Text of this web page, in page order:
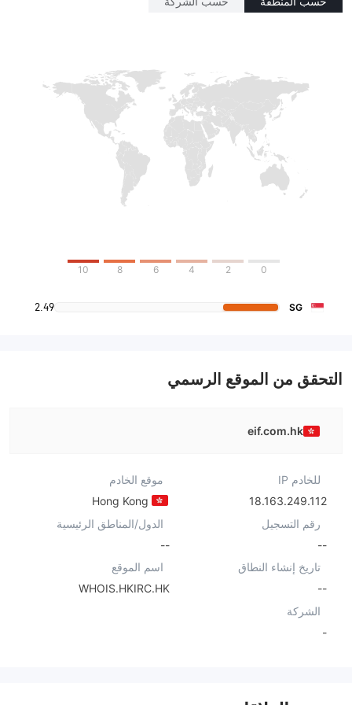
0
2
4
6
8
10
SG
2.49
التحقق من الموقع الرسمي
eif.com.hk
للخادم IP
18.163.249.112
موقع الخادم
Hong Kong
رقم التسجيل
--
الدول/المناطق الرئيسية
--
تاريخ إنشاء النطاق
--
اسم الموقع
WHOIS.HKIRC.HK
الشركة
-